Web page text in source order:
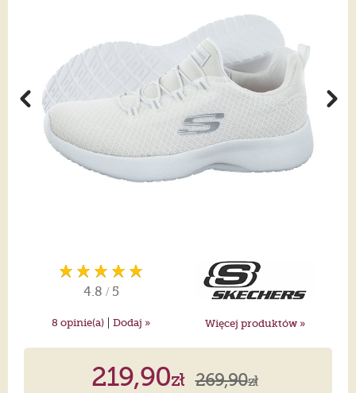
4.8 / 5
8 opinie(a) | Dodaj » Więcej produktów »
219,90zł 269,90zł